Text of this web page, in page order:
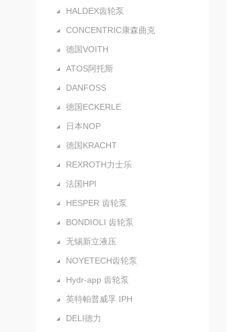
HALDEX齿轮泵
CONCENTRIC康森曲克
德国VOITH
ATOS阿托斯
DANFOSS
德国ECKERLE
日本NOP
德国KRACHT
REXROTH力士乐
法国HPI
HESPER 齿轮泵
BONDIOLI 齿轮泵
无锡新立液压
NOYETECH齿轮泵
Hydr-app 齿轮泵
英特帕普威孚 IPH
DELI德力